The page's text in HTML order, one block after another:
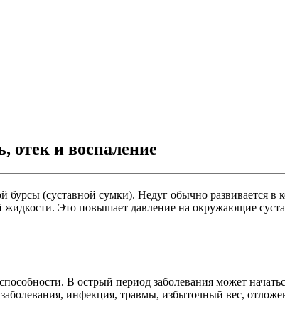
отек и воспаление
бурсы (суставной сумки). Недуг обычно развивается в
жидкости. Это повышает давление на окружающие
В острый период заболевания может
инфекция, травмы, избыточный вес,